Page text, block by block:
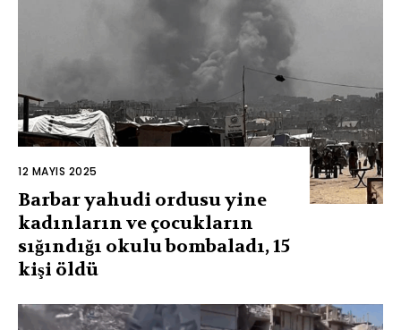
12 MAYIS 2025
Barbar yahudi ordusu yine
kadınların ve çocukların
sığındığı okulu bombaladı, 15
kişi öldü